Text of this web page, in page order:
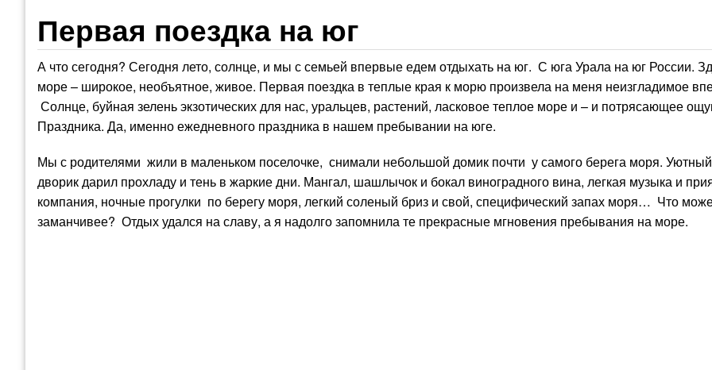
Первая поездка на юг
А что сегодня? Сегодня лето, солнце, и мы с семьей впервые едем отдыхать на юг. С юга Урала на юг России.
море – широкое, необъятное, живое. Первая поездка в теплые края к морю произвела на меня неизгладимое
Солнце, буйная зелень экзотических для нас, уральцев, растений, ласковое теплое море и – и потрясающее
Праздника. Да, именно ежедневного праздника в нашем пребывании на юге.
Мы с родителями жили в маленьком поселочке, снимали небольшой домик почти у самого берега моря.
дворик дарил прохладу и тень в жаркие дни. Мангал, шашлычок и бокал виноградного вина, легкая музыка и
компания, ночные прогулки по берегу моря, легкий соленый бриз и свой, специфический запах моря… Что
заманчивее? Отдых удался на славу, а я надолго запомнила те прекрасные мгновения пребывания на море.